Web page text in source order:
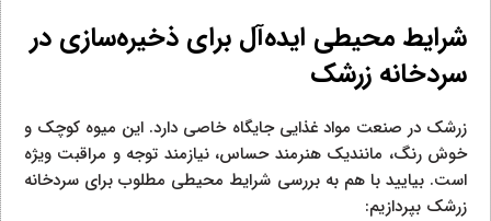
شرایط محیطی ایده‌آل برای ذخیره‌سازی در
سردخانه زرشک
زرشک در صنعت مواد غذایی جایگاه خاصی دارد. این میوه کوچک و
خوش رنگ، مانندیک هنرمند حساس، نیازمند توجه و مراقبت ویژه
است. بیایید با هم به بررسی شرایط محیطی مطلوب برای سردخانه
زرشک بپردازیم: